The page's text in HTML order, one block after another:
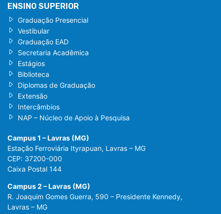
ENSINO SUPERIOR
Graduação Presencial
Vestibular
Graduação EAD
Secretaria Acadêmica
Estágios
Biblioteca
Diplomas de Graduação
Extensão
Intercâmbios
NAP – Núcleo de Apoio à Pesquisa
Campus 1 – Lavras (MG)
Estação Ferroviária Ityrapuan, Lavras – MG
CEP: 37200-000
Caixa Postal 144
Campus 2 – Lavras (MG)
R. Joaquim Gomes Guerra, 590 – Presidente Kennedy,
Lavras – MG